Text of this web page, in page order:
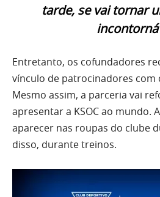
tarde, se vai tornar
Entretanto, os cofundadores
vínculo de patrocinadores com
Mesmo assim, a parceria vai
apresentar a KSOC ao mundo.
aparecer nas roupas do clube
disso, durante treinos.